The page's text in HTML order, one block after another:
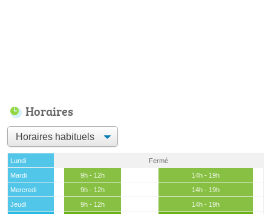
Horaires
Lundi
Fermé
Mardi
9h - 12h
14h - 19h
Mercredi
9h - 12h
14h - 19h
Jeudi
9h - 12h
14h - 19h